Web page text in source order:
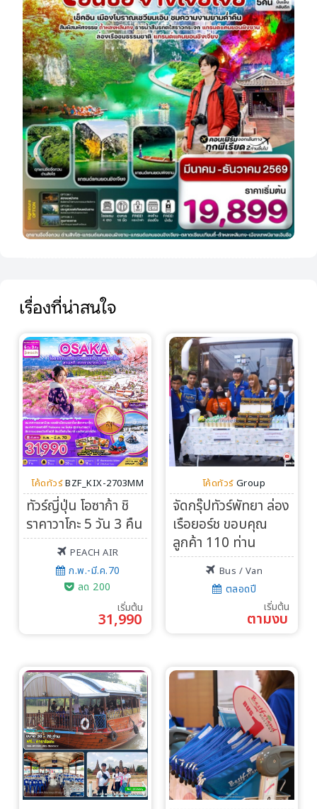
เรื่องที่น่าสนใจ
โค้ดทัวร์ BZF_KIX-2703MM
ทัวร์ญี่ปุ่น โอซาก้า ชิ
ราคาวาโกะ 5 วัน 3 คืน
PEACH AIR
ก.พ.-มี.ค.70
ลด 200
เริ่มต้น
31,990
โค้ดทัวร์ Group
จัดกรุ๊ปทัวร์พัทยา ล่อง
เรือยอร์ช ขอบคุณ
ลูกค้า 110 ท่าน
Bus / Van
ตลอดปี
เริ่มต้น
ตามงบ